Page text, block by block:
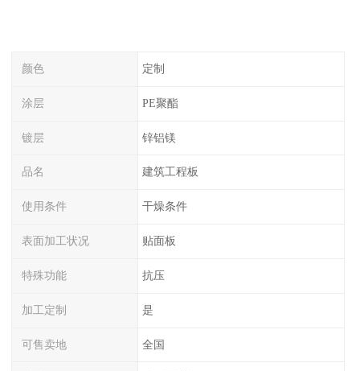
颜色 定制
涂层 PE聚酯
镀层 锌铝镁
品名 建筑工程板
使用条件 干燥条件
表面加工状况 贴面板
特殊功能 抗压
加工定制 是
可售卖地 全国